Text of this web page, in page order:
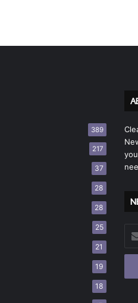
389
217
37
28
28
25
21
19
18